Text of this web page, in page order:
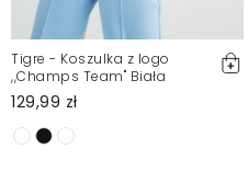
Tigre - Koszulka z logo
,,Champs Team" Biała
129,99 zł